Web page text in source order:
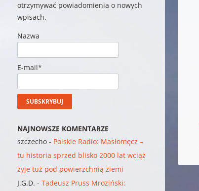
otrzymywać powiadomienia o nowych
wpisach.
Nazwa
E-mail*
NAJNOWSZE KOMENTARZE
szczecho - Polskie Radio: Masłomęcz –
tu historia sprzed blisko 2000 lat wciąż
żyje tuż pod powierzchnią ziemi
J.G.D. -Tadeusz Pruss Mroziński: